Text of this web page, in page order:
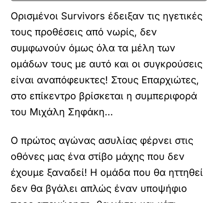
Ορισμένοι Survivors έδειξαν τις ηγετικές
τους προθέσεις από νωρίς, δεν
συμφωνούν όμως όλα τα μέλη των
ομάδων τους με αυτό και οι συγκρούσεις
είναι αναπόφευκτες! Στους Επαρχιώτες,
στο επίκεντρο βρίσκεται η συμπεριφορά
του Μιχάλη Σηφάκη…
Ο πρώτος αγώνας ασυλίας φέρνει στις
οθόνες μας ένα στίβο μάχης που δεν
έχουμε ξαναδεί! Η ομάδα που θα ηττηθεί
δεν θα βγάλει απλώς έναν υποψήφιο